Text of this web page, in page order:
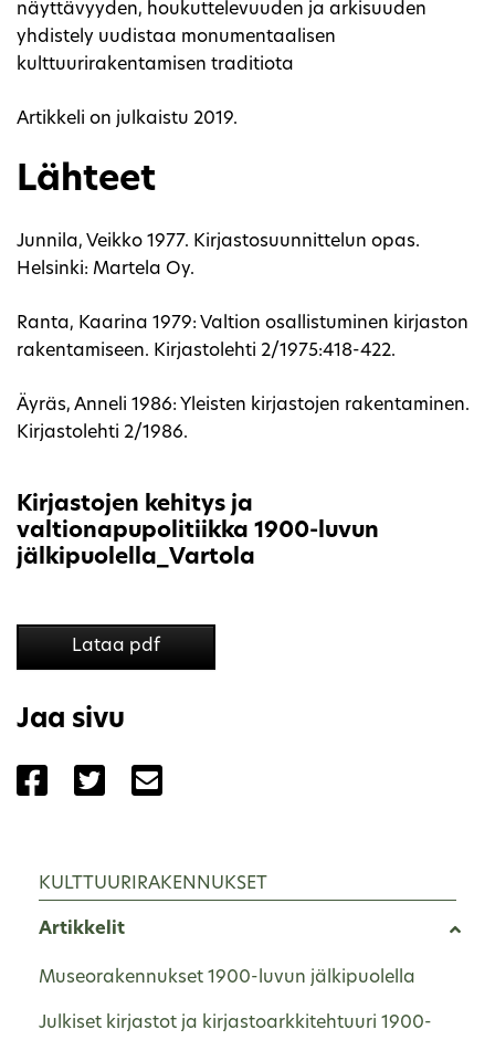
näyttävyyden, houkuttelevuuden ja arkisuuden
yhdistely uudistaa monumentaalisen
kulttuurirakentamisen traditiota
Artikkeli on julkaistu 2019.
Lähteet
Junnila, Veikko 1977. Kirjastosuunnittelun opas.
Helsinki: Martela Oy.
Ranta, Kaarina 1979: Valtion osallistuminen kirjaston
rakentamiseen. Kirjastolehti 2/1975:418-422.
Äyräs, Anneli 1986: Yleisten kirjastojen rakentaminen.
Kirjastolehti 2/1986.
Kirjastojen kehitys ja
valtionapupolitiikka 1900-luvun
jälkipuolella_Vartola
Lataa pdf
Jaa sivu
Jaa sivu palvelussa Facebook
Jaa sivu palvelussa Twitter
KULTTUURIRAKENNUKSET
Artikkelit
Museorakennukset 1900-luvun jälkipuolella
Julkiset kirjastot ja kirjastoarkkitehtuuri 1900-